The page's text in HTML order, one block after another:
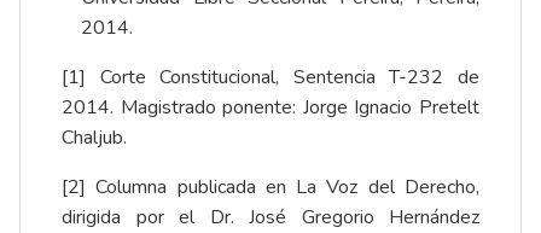
2014.
[1] Corte Constitucional, Sentencia T-232 de
2014. Magistrado ponente: Jorge Ignacio Pretelt
Chaljub.
[2] Columna publicada en La Voz del Derecho,
dirigida por el Dr. José Gregorio Hernández